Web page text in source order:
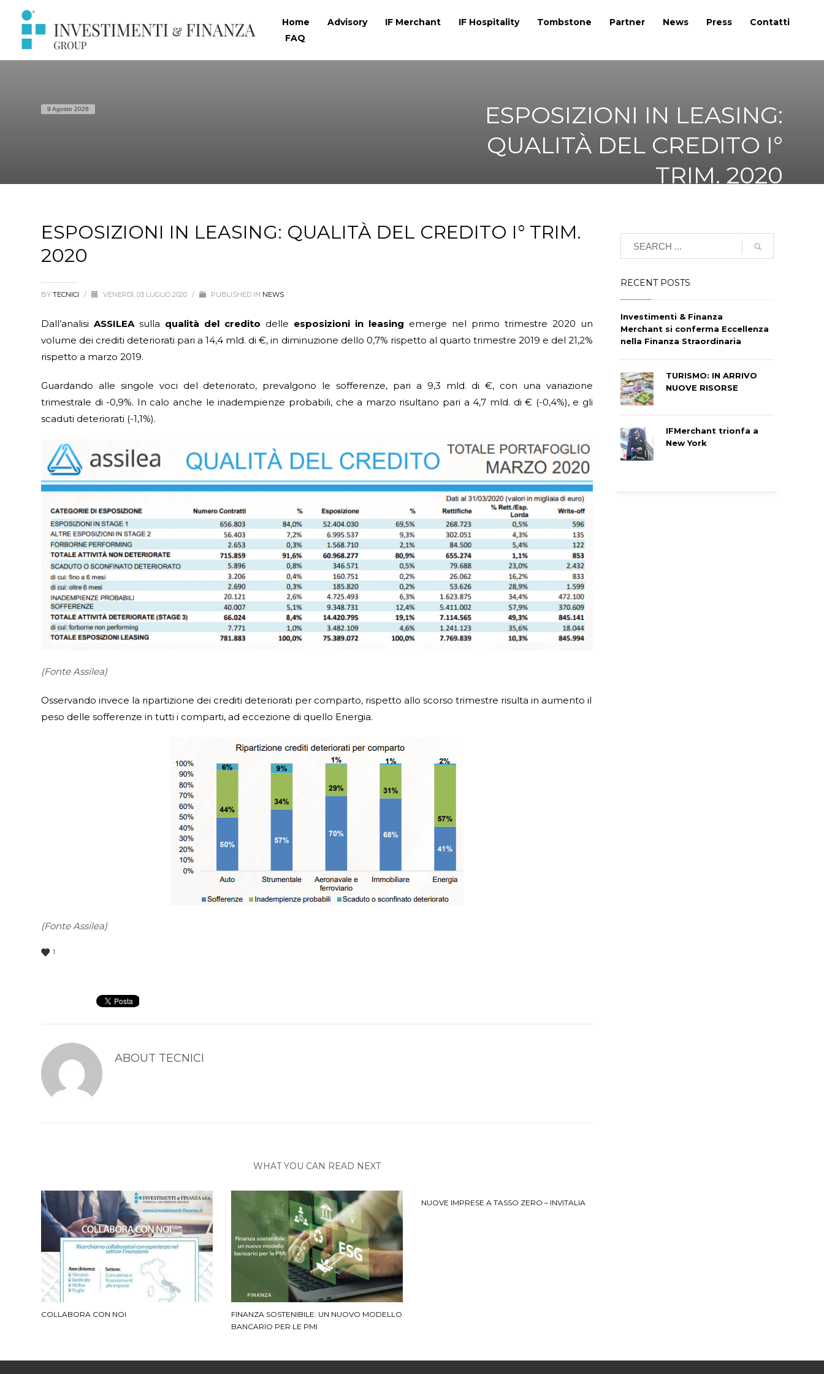
Home Advisory IF Merchant IF Hospitality Tombstone Partner News Press
Contatti
FAQ
9 Agosto 2026
ESPOSIZIONI IN LEASING:
QUALITÀ DEL CREDITO I°
TRIM. 2020
ESPOSIZIONI IN LEASING: QUALITÀ DEL CREDITO I° TRIM.
2020
BY TECNICI / VENERDÌ, 03 LUGLIO 2020 / PUBLISHED IN NEWS
Dall’analisi ASSILEAsulla qualità del credito delle esposizioni in leasing emerge nel primo trimestre 2020 un
volume dei crediti deteriorati pari a 14,4 mld. di €, in diminuzione dello 0,7% rispetto al quarto trimestre 2019 e del 21,2%
rispetto a marzo 2019.
Guardando alle singole voci del deteriorato, prevalgono le sofferenze, pari a 9,3 mld. di €, con una variazione
trimestrale di -0,9%. In calo anche le inadempienze probabili, che a marzo risultano pari a 4,7 mld. di € (-0,4%), e gli
scaduti deteriorati (-1,1%).
(Fonte Assilea)
Osservando invece la ripartizione dei crediti deteriorati per comparto, rispetto allo scorso trimestre risulta in aumento il
peso delle sofferenze in tutti i comparti, ad eccezione di quello Energia.
(Fonte Assilea)
1
ABOUT TECNICI
WHAT YOU CAN READ NEXT
COLLABORA CON NOI
FINANZA SOSTENIBILE: UN NUOVO MODELLO
BANCARIO PER LE PMI
NUOVE IMPRESE A TASSO ZERO – INVITALIA
RECENT POSTS
Investimenti & Finanza
Merchant si conferma Eccellenza
nella Finanza Straordinaria
TURISMO: IN ARRIVO
NUOVE RISORSE
IFMerchant trionfa a
New York